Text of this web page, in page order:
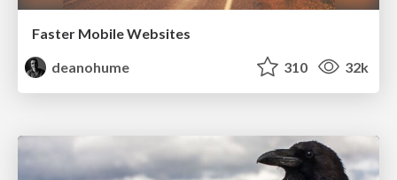
Faster Mobile Websites
deanohume
310 32k